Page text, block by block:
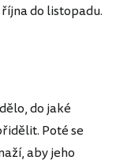
do listopadu.
do jaké
Poté se
aby jeho